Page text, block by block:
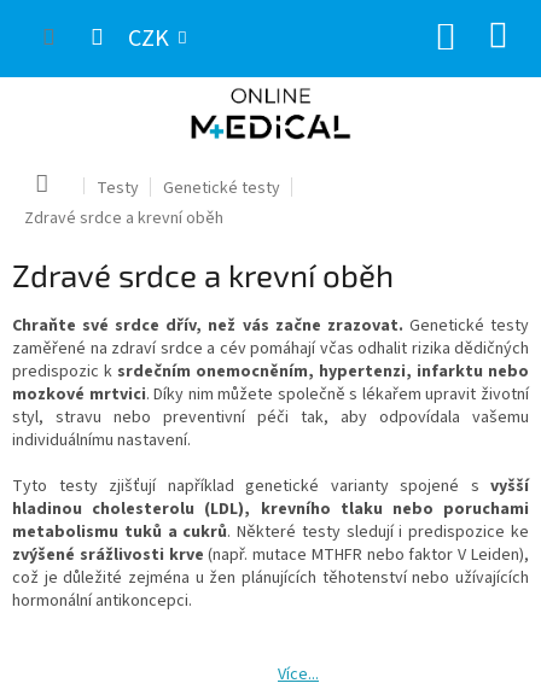
CZK
Domů Testy
Genetické testy
Zdravé srdce a krevní oběh
Zdravé srdce a krevní oběh
Chraňte své srdce dřív, než vás začne zrazovat. Genetické testy
zaměřené na zdraví srdce a cév pomáhají včas odhalit rizika dědičných
predispozic k srdečním onemocněním, hypertenzi, infarktu nebo
mozkové mrtvici. Díky nim můžete společně s lékařem upravit životní
styl, stravu nebo preventivní péči tak, aby odpovídala vašemu
individuálnímu nastavení.
Tyto testy zjišťují například genetické varianty spojené s vyšší
hladinou cholesterolu (LDL), krevního tlaku nebo poruchami
metabolismu tuků a cukrů. Některé testy sledují i predispozice ke
zvýšené srážlivosti krve (např. mutace MTHFR nebo faktor V Leiden),
což je důležité zejména u žen plánujících těhotenství nebo užívajících
hormonální antikoncepci.
Více...